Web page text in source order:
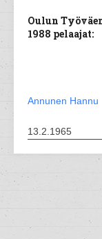
Oulun
1988 pelaajat:
Annunen Hannu
13.2.1965